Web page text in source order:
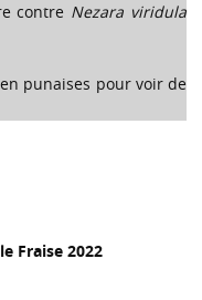
contre Nezara viridula
punaises pour voir de
Fraise 2022